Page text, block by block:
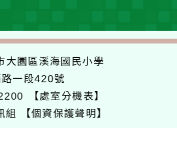
大園區溪海國民小學
一段420號
【處室分機表】
組 【個資保護聲明】